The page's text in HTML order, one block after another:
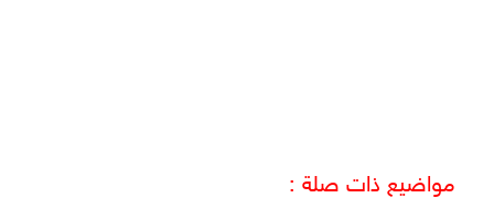
مواضيع ذات صلة :